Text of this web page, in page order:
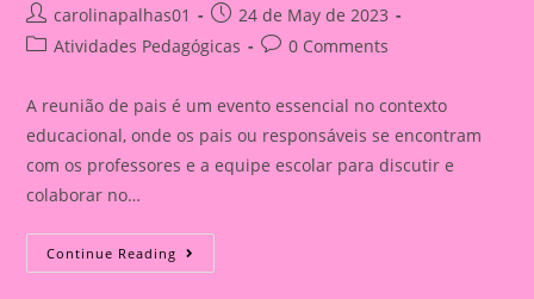
Post
author:
carolinapalhas01
Post
published:
24 de May de 2023
PostAtividades Pedagógicas
Post0 Comments
A reunião de pais é um evento essencial no contexto
educacional, onde os pais ou responsáveis se encontram
com os professores e a equipe escolar para discutir e
colaborar no…
Continue Reading Pauta
Reunião